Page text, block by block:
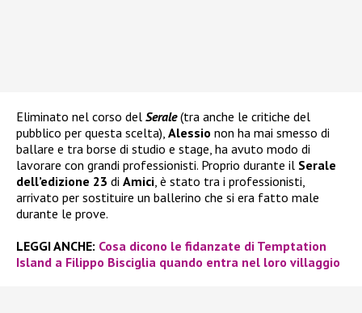
Eliminato nel corso del Serale(tra anche le critiche del
pubblico per questa scelta), Alessio non ha mai smesso di
ballare e tra borse di studio e stage, ha avuto modo di
lavorare con grandi professionisti. Proprio durante il Serale
dell’edizione 23 di Amici , è stato tra i professionisti,
arrivato per sostituire un ballerino che si era fatto male
durante le prove.
LEGGI ANCHE: Cosa dicono le fidanzate di Temptation
Island a Filippo Bisciglia quando entra nel loro villaggio